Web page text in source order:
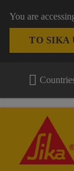
You are
TO SIKA